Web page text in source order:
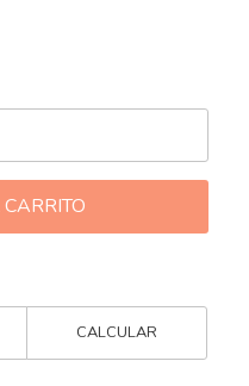
CALCULAR